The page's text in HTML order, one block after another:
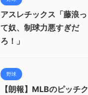
アスレチックス「藤浪っ
て奴、制球力悪すぎだ
ろ！」
野球
【朗報】MLBのピッチク